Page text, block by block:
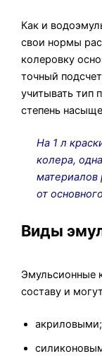
Как и
свои нормы
колеровку
точный
учитывать тип
степень
На 1 л
колера,
материалов
от
Виды
Эмульсионные
составу и
акриловыми;